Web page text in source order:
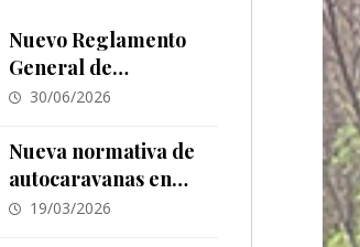
Nuevo Reglamento
General de
Circulación
30/06/2026
Nueva normativa de
autocaravanas en
España 2026: cambios
19/03/2026